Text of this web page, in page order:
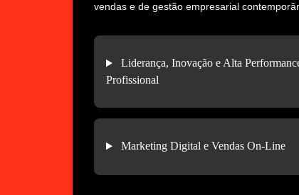
vendas e de gestão empresarial
Liderança, Inovação e Alta
Profissional
Marketing Digital e Vendas On-Line